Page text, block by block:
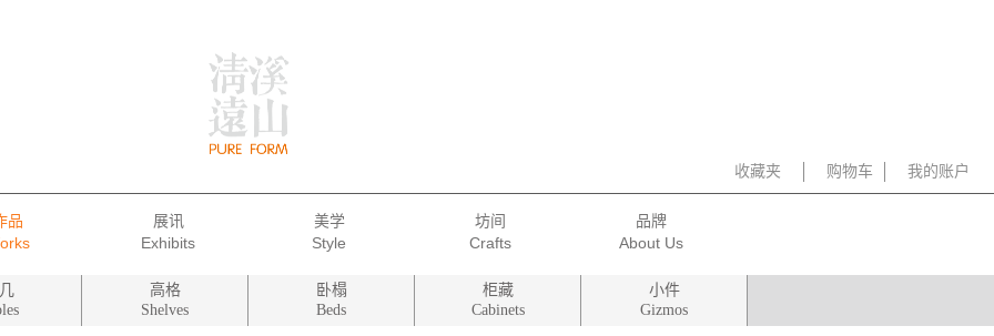
收藏夹 购物车 我的账户
品 展讯 美学 坊间 品牌
高格
Shelves
卧榻
Beds
柜藏
Cabinets
小件
Gizmos